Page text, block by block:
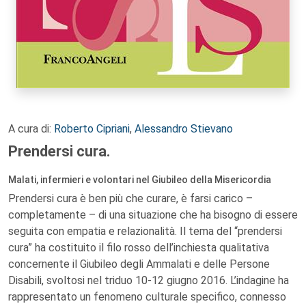
A cura di: Roberto Cipriani, Alessandro Stievano
Prendersi cura.
Malati, infermieri e volontari nel Giubileo della Misericordia
Prendersi cura è ben più che curare, è farsi carico –
completamente – di una situazione che ha bisogno di essere
seguita con empatia e relazionalità. Il tema del “prendersi
cura” ha costituito il filo rosso dell’inchiesta qualitativa
concernente il Giubileo degli Ammalati e delle Persone
Disabili, svoltosi nel triduo 10-12 giugno 2016. L’indagine ha
rappresentato un fenomeno culturale specifico, connesso